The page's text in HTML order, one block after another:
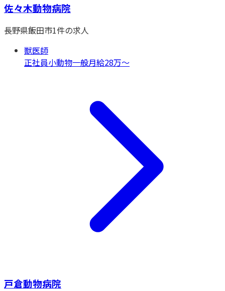
佐々木動物病院
長野県飯田市1件の求人
獣医師
正社員小動物一般月給28万〜
戸倉動物病院